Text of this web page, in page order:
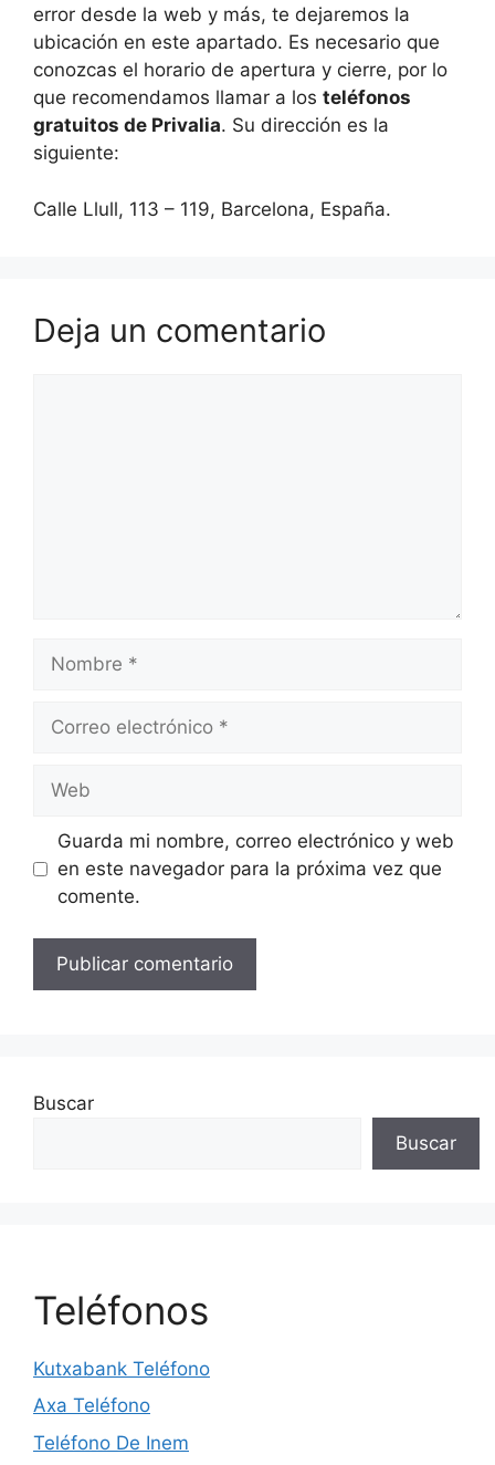
error desde la web y más, te dejaremos la
ubicación en este apartado. Es necesario que
conozcas el horario de apertura y cierre, por lo
que recomendamos llamar a los teléfonos
gratuitos de Privalia. Su dirección es la
siguiente:
Calle Llull, 113 – 119, Barcelona, España.
Deja un comentario
electrónico
Guarda mi nombre, correo electrónico y web
en este navegador para la próxima vez que
comente.
Buscar
Buscar
Teléfonos
Kutxabank Teléfono
Axa Teléfono
Teléfono De Inem